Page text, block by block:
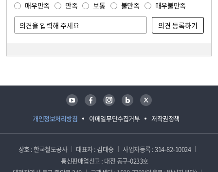
매우만족 만족 보통 불만족 매우불만족
개인정보처리방침 이메일무단수집거부 저작권정책
유튜브 페이스북 인스타그램 블로그 트위터
상호 : 한국철도공사 대표자 : 김태승
사업자등록 : 314-82-10024
통신판매업신고 : 대전 동구-0233호